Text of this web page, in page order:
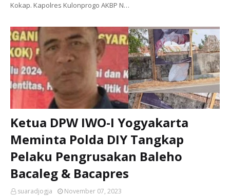
Kokap. Kapolres Kulonprogo AKBP N…
Ketua DPW IWO-I Yogyakarta
Meminta Polda DIY Tangkap
Pelaku Pengrusakan Baleho
Bacaleg & Bacapres
suaradjogja November 07, 2023